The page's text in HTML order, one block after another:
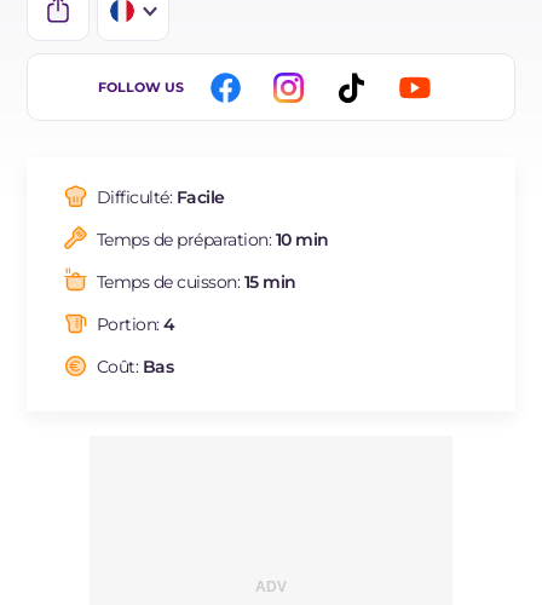
IT
ES
BR
NL
FOLLOW US
Difficulté: Facile
Temps de préparation:10 min
Temps de cuisson:15 min
Portion:4
Coût: Bas